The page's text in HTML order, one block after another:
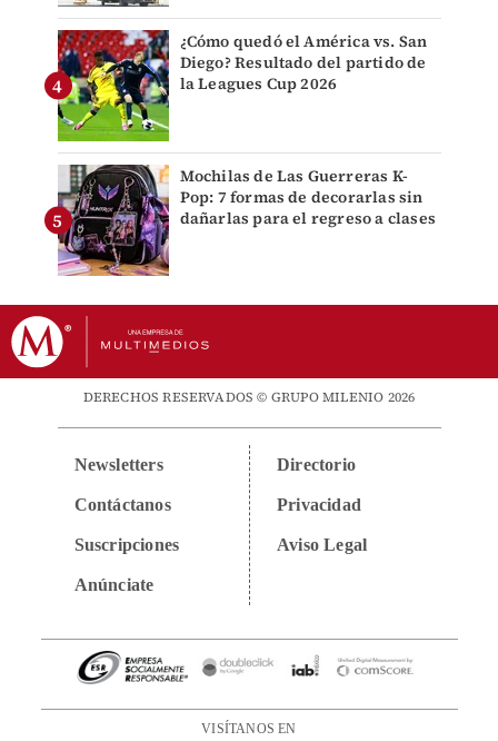
¿Cómo quedó el América vs. San
Diego? Resultado del partido de
la Leagues Cup 2026
Mochilas de Las Guerreras K-
Pop: 7 formas de decorarlas sin
dañarlas para el regreso a clases
DERECHOS RESERVADOS © GRUPO MILENIO 2026
Newsletters
Contáctanos
Suscripciones
Anúnciate
Directorio
Privacidad
Aviso Legal
VISÍTANOS EN